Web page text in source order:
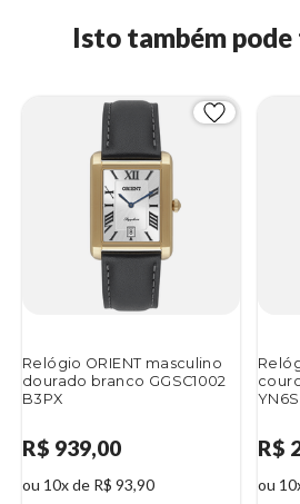
Isto também
Relógio ORIENT masculino
dourado branco GGSC1002
B3PX
R$ 939,00
ou 10x de R$ 93,90
R$
ou